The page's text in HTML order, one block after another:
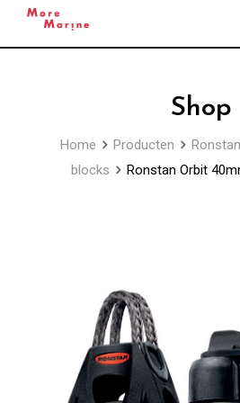
Shop
Home Producten Ronstan
blocks
Ronstan Orbit